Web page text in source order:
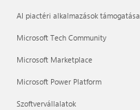
AI piactéri alkalmazások támogatása
Microsoft Tech Community
Microsoft Marketplace
Microsoft Power Platform
Szoftvervállalatok